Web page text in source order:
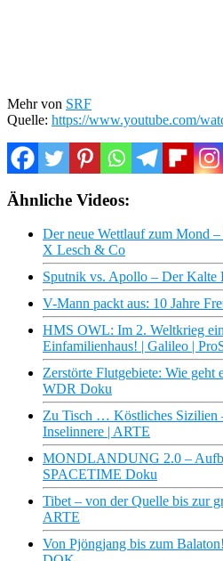
Mehr von SRF
Quelle: https://www.youtube.com/
Ähnliche Videos:
Der neue Wettlauf zum Mond
X Lesch & Co
Sputnik vs. Apollo – Der Kalte
V-Mann packt aus: 10 Jahre
HMS OWL: Im 2. Weltkrieg
Einfamilienhaus! | Galileo |
Zerstörte Flutgebiete: Wie geht
WDR Doku
Zu Tisch … Köstliches Sizilien
Inselinnere | ARTE
MONDLANDUNG 2.0 –
SPACETIME Doku
Tibet – von der Quelle bis zur
ARTE
Von Pjöngjang bis zum